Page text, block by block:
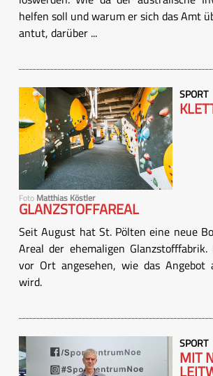
helfen soll und warum er sich das Amt
antut, darüber ...
Foto Matthias Köstler
SPORT
GLANZSTOFFAREAL
Seit August hat St. Pölten eine neue
Areal der ehemaligen
vor Ort angesehen, wie das Angebot
wird.
SPORT
MIT